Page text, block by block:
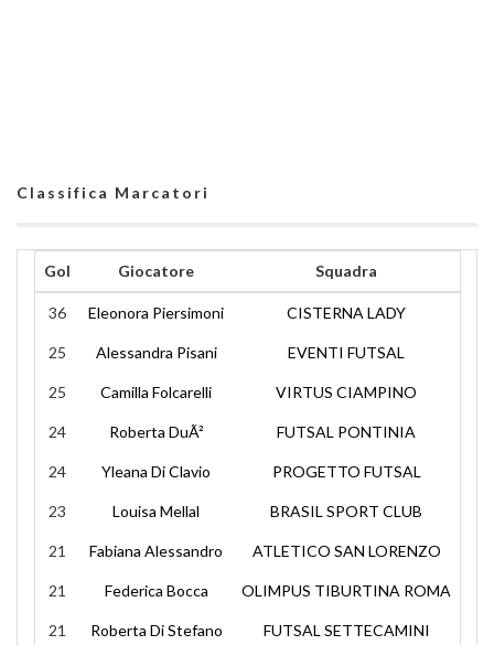
Classifica Marcatori
Gol Giocatore Squadra
36 Eleonora Piersimoni CISTERNA LADY
25 Alessandra Pisani EVENTI FUTSAL
25 Camilla Folcarelli VIRTUS CIAMPINO
24 Roberta DuÃ² FUTSAL PONTINIA
24 Yleana Di Clavio PROGETTO FUTSAL
23 Louisa Mellal BRASIL SPORT CLUB
21 Fabiana Alessandro ATLETICO SAN LORENZO
21 Federica Bocca OLIMPUS TIBURTINA ROMA
21 Roberta Di Stefano FUTSAL SETTECAMINI